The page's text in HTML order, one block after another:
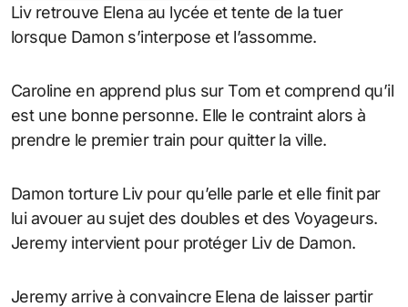
Liv retrouve Elena au lycée et tente de la tuer
lorsque Damon s’interpose et l’assomme.
Caroline en apprend plus sur Tom et comprend qu’il
est une bonne personne. Elle le contraint alors à
prendre le premier train pour quitter la ville.
Damon torture Liv pour qu’elle parle et elle finit par
lui avouer au sujet des doubles et des Voyageurs.
Jeremy intervient pour protéger Liv de Damon.
Jeremy arrive à convaincre Elena de laisser partir